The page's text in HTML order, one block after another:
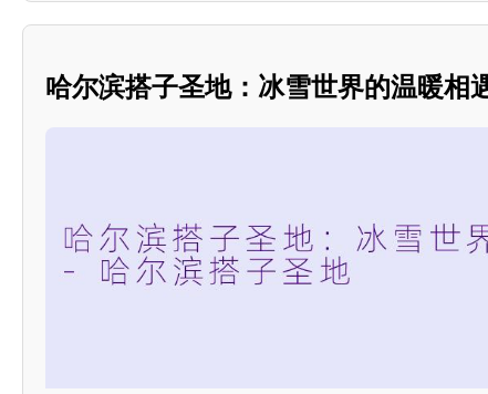
哈尔滨搭子圣地：冰雪世界的温暖相